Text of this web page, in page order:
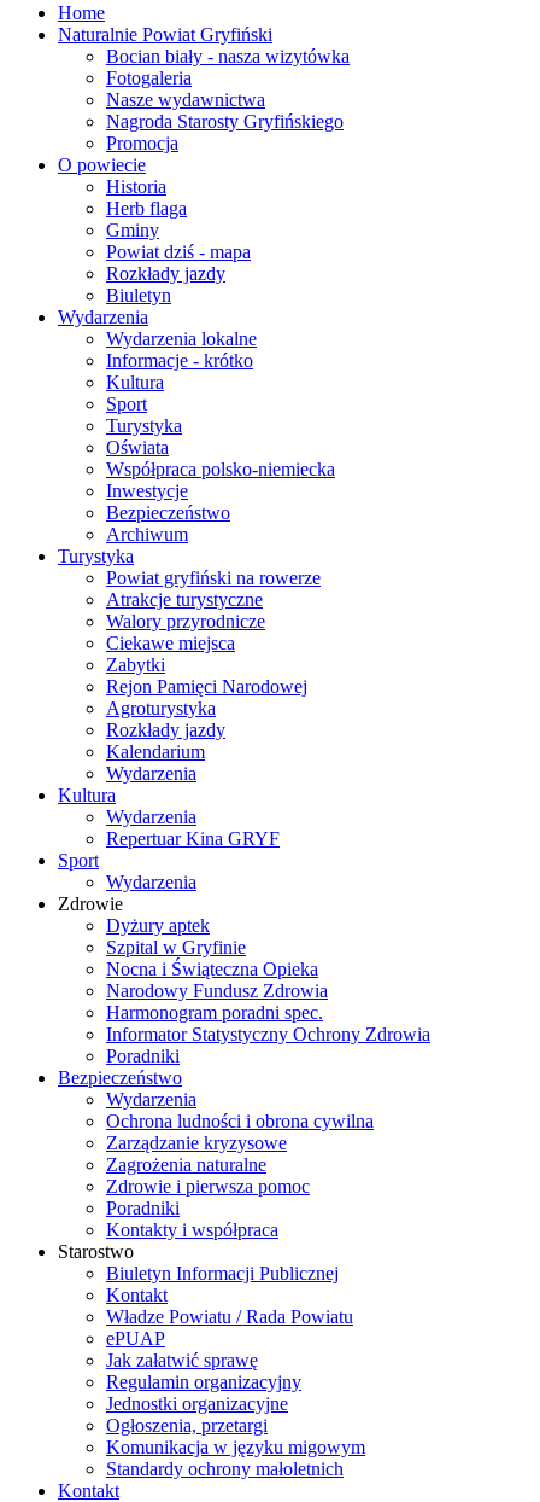
Home
Naturalnie Powiat Gryfiński
Bocian biały - nasza wizytówka
Fotogaleria
Nasze wydawnictwa
Nagroda Starosty Gryfińskiego
Promocja
O powiecie
Historia
Herb flaga
Gminy
Powiat dziś - mapa
Rozkłady jazdy
Biuletyn
Wydarzenia
Wydarzenia lokalne
Informacje - krótko
Kultura
Sport
Turystyka
Oświata
Współpraca polsko-niemiecka
Inwestycje
Bezpieczeństwo
Archiwum
Turystyka
Powiat gryfiński na rowerze
Atrakcje turystyczne
Walory przyrodnicze
Ciekawe miejsca
Zabytki
Rejon Pamięci Narodowej
Agroturystyka
Rozkłady jazdy
Kalendarium
Wydarzenia
Kultura
Wydarzenia
Repertuar Kina GRYF
Sport
Wydarzenia
Zdrowie
Dyżury aptek
Szpital w Gryfinie
Nocna i Świąteczna Opieka
Narodowy Fundusz Zdrowia
Harmonogram poradni spec.
Informator Statystyczny Ochrony Zdrowia
Poradniki
Bezpieczeństwo
Wydarzenia
Ochrona ludności i obrona cywilna
Zarządzanie kryzysowe
Zagrożenia naturalne
Zdrowie i pierwsza pomoc
Poradniki
Kontakty i współpraca
Starostwo
Biuletyn Informacji Publicznej
Kontakt
Władze Powiatu / Rada Powiatu
ePUAP
Jak załatwić sprawę
Regulamin organizacyjny
Jednostki organizacyjne
Ogłoszenia, przetargi
Komunikacja w języku migowym
Standardy ochrony małoletnich
Kontakt